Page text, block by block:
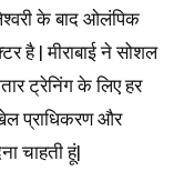
के बाद ओलंपिक
है | मीराबाई ने सोशल
ट्रेनिंग के लिए हर
प्राधिकरण और
चाहती हूं|